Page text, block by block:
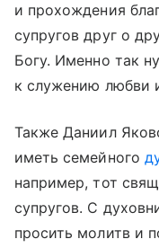
и прохождения
супругов друг о
Богу. Именно так
к служению любви
Также Даниил
иметь семейного
например, тот
супругов. С
просить молитв и